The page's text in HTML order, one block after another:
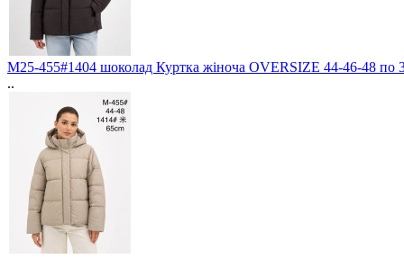
M25-455#1404 шоколад Куртка жіноча OVERSIZE 44-46-48 по
..